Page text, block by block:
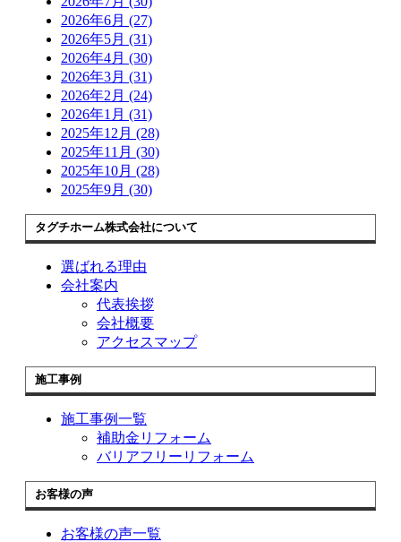
2026年6月 (27)
2026年5月 (31)
2026年4月 (30)
2026年3月 (31)
2026年2月 (24)
2026年1月 (31)
2025年12月 (28)
2025年11月 (30)
2025年10月 (28)
2025年9月 (30)
タグチホーム株式会社について
選ばれる理由
会社案内
代表挨拶
会社概要
アクセスマップ
施工事例
施工事例一覧
補助金リフォーム
バリアフリーリフォーム
お客様の声
お客様の声一覧